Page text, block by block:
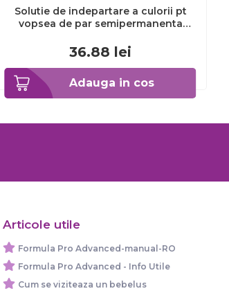
Adauga in cos
Solutie de indepartare a culorii pt
vopsea de par semipermanenta
ml
36.88 lei
Articole utile
Formula Pro Advanced-manual-RO
Formula Pro Advanced - Info Utile
Cum se viziteaza un bebelus